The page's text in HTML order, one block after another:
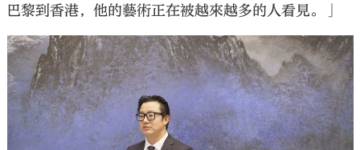
巴黎到香港，他的藝術正在被越來越多的人看見。」